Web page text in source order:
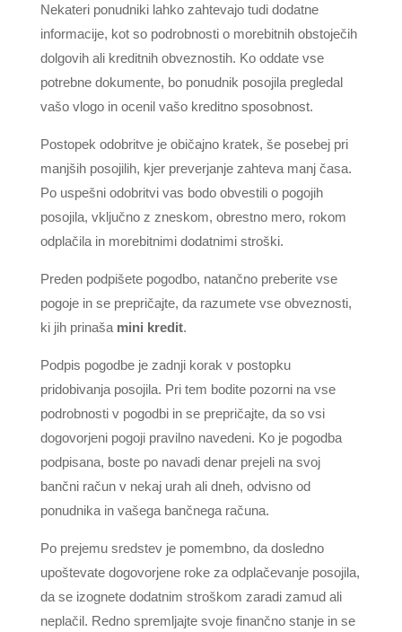
Nekateri ponudniki lahko zahtevajo tudi dodatne
informacije, kot so podrobnosti o morebitnih obstoječih
dolgovih ali kreditnih obveznostih. Ko oddate vse
potrebne dokumente, bo ponudnik posojila pregledal
vašo vlogo in ocenil vašo kreditno sposobnost.
Postopek odobritve je običajno kratek, še posebej pri
manjših posojilih, kjer preverjanje zahteva manj časa.
Po uspešni odobritvi vas bodo obvestili o pogojih
posojila, vključno z zneskom, obrestno mero, rokom
odplačila in morebitnimi dodatnimi stroški.
Preden podpišete pogodbo, natančno preberite vse
pogoje in se prepričajte, da razumete vse obveznosti,
ki jih prinaša mini kredit.
Podpis pogodbe je zadnji korak v postopku
pridobivanja posojila. Pri tem bodite pozorni na vse
podrobnosti v pogodbi in se prepričajte, da so vsi
dogovorjeni pogoji pravilno navedeni. Ko je pogodba
podpisana, boste po navadi denar prejeli na svoj
bančni račun v nekaj urah ali dneh, odvisno od
ponudnika in vašega bančnega računa.
Po prejemu sredstev je pomembno, da dosledno
upoštevate dogovorjene roke za odplačevanje posojila,
da se izognete dodatnim stroškom zaradi zamud ali
neplačil. Redno spremljajte svoje finančno stanje in se